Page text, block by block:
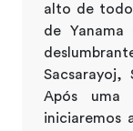
alto de todo
de
Sacsarayoj,
Após uma
iniciaremos